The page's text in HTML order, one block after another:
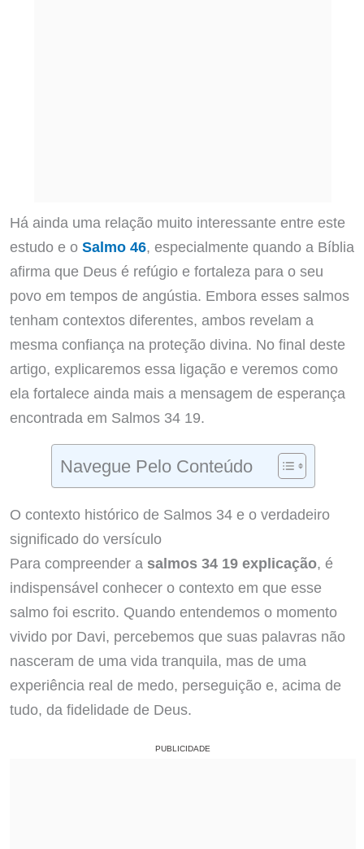
Há ainda uma relação muito interessante entre este
estudo e o Salmo 46, especialmente quando a Bíblia
afirma que Deus é refúgio e fortaleza para o seu
povo em tempos de angústia. Embora esses salmos
tenham contextos diferentes, ambos revelam a
mesma confiança na proteção divina. No final deste
artigo, explicaremos essa ligação e veremos como
ela fortalece ainda mais a mensagem de esperança
encontrada em Salmos 34 19.
Navegue Pelo Conteúdo
O contexto histórico de Salmos 34 e o verdadeiro
significado do versículo
Para compreender a salmos 34 19 explicação, é
indispensável conhecer o contexto em que esse
salmo foi escrito. Quando entendemos o momento
vivido por Davi, percebemos que suas palavras não
nasceram de uma vida tranquila, mas de uma
experiência real de medo, perseguição e, acima de
tudo, da fidelidade de Deus.
PUBLICIDADE